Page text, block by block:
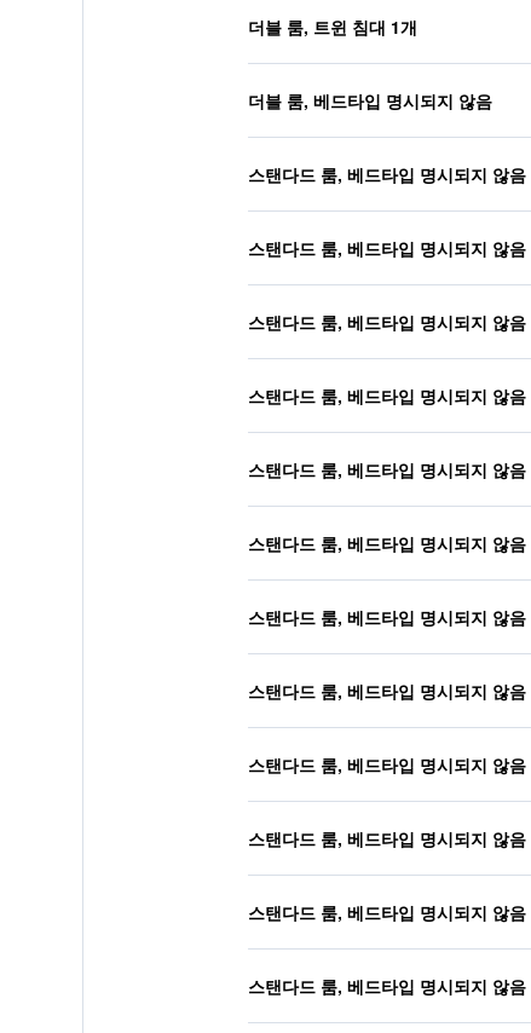
더블 룸, 트윈 침대 1개
더블 룸, 베드타입 명시되지 않음
스탠다드 룸, 베드타입 명시되지 않음
스탠다드 룸, 베드타입 명시되지 않음
스탠다드 룸, 베드타입 명시되지 않음
스탠다드 룸, 베드타입 명시되지 않음
스탠다드 룸, 베드타입 명시되지 않음
스탠다드 룸, 베드타입 명시되지 않음
스탠다드 룸, 베드타입 명시되지 않음
스탠다드 룸, 베드타입 명시되지 않음
스탠다드 룸, 베드타입 명시되지 않음
스탠다드 룸, 베드타입 명시되지 않음
스탠다드 룸, 베드타입 명시되지 않음
스탠다드 룸, 베드타입 명시되지 않음